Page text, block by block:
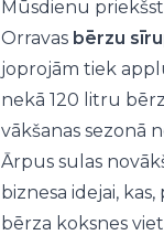
Mūsdienu
Orravas bērzu
joprojām tiek
nekā 120 litru
vākšanas sezonā
Ārpus sulas
biznesa idejai,
bērza koksnes